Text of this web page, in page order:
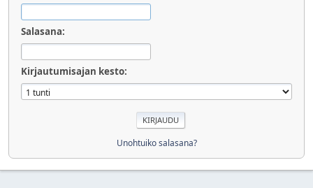
Salasana:
Kirjautumisajan kesto:
Unohtuiko salasana?